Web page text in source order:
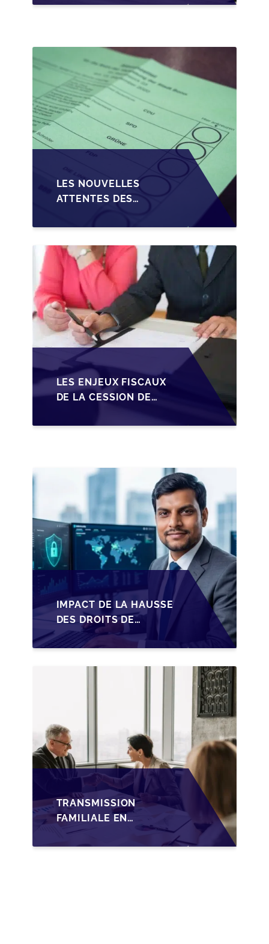
CRÉDIT SUR LA
LES NOUVELLES
ATTENTES DES
TRANSMISSION DES
PME BELGES
LES ENJEUX FISCAUX
DE LA CESSION DE
LES DIRIGEANTS DE
IMPACT DE LA HAUSSE
DES DROITS DE
SUCCESSION EN
WALLONIE SUR LA
TRANSMISSION
TRANSMISSION
FAMILIALE EN
WALLONIE :
NOUVELLES